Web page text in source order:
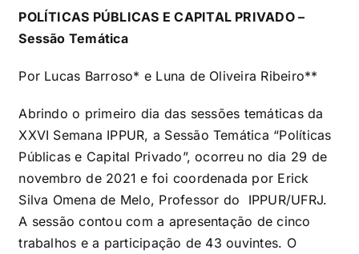
POLÍTICAS PÚBLICAS E CAPITAL PRIVADO –
Sessão Temática
Por Lucas Barroso* e Luna de Oliveira Ribeiro**
Abrindo o primeiro dia das sessões temáticas da
XXVI Semana IPPUR, a Sessão Temática “Políticas
Públicas e Capital Privado”, ocorreu no dia 29 de
novembro de 2021 e foi coordenada por Erick
Silva Omena de Melo, Professor do IPPUR/UFRJ.
A sessão contou com a apresentação de cinco
trabalhos e a participação de 43 ouvintes. O